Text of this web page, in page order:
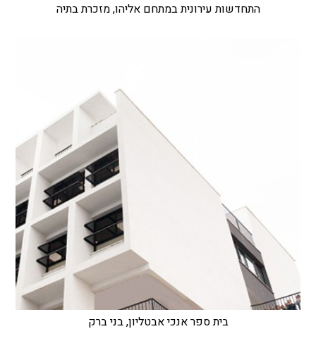
התחדשות עירונית במתחם אליהו, מזכרת בתיה
בית ספר אנכי אבטליון, בני ברק